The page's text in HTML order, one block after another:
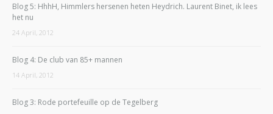
Blog 5: HhhH, Himmlers hersenen heten Heydrich. Laurent Binet, ik lees
het nu
24 April, 2012
Blog 4: De club van 85+ mannen
14 April, 2012
Blog 3: Rode portefeuille op de Tegelberg